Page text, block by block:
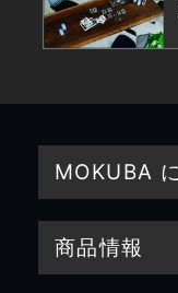
MOKUBA
商品情報